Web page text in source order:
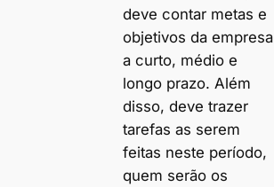
deve contar metas e
objetivos da empresa
a curto, médio e
longo prazo. Além
disso, deve trazer
tarefas as serem
feitas neste período,
quem serão os